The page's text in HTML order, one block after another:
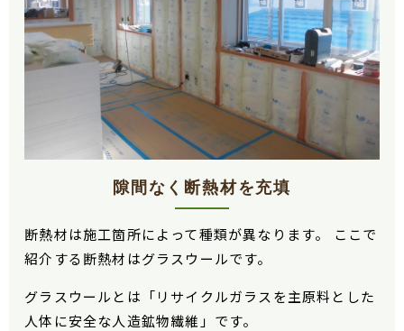
隙間なく断熱材を充填
断熱材は施工箇所によって種類が異なります。 ここで
紹介する断熱材はグラスウールです。
グラスウールとは「リサイクルガラスを主原料とした
人体に安全な人造鉱物繊維」です。